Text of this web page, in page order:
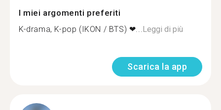
I miei argomenti preferiti
K-drama, K-pop (IKON / BTS) ❤...Leggi di più
Scarica la app